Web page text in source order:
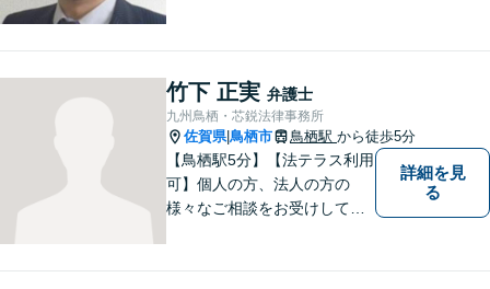
竹下 正実 弁護士
九州鳥栖・芯鋭法律事務所
佐賀県|鳥栖市 鳥栖駅 から徒歩5分
【鳥栖駅5分】【法テラス利用
可】個人の方、法人の方の
様々なご相談をお受けしてお
詳細を見
る